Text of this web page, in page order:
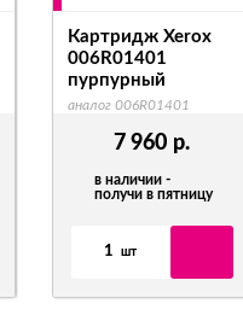
7 960 р.
в наличии -
получи в пятницу
1 шт
Картридж Xerox
006R01401
пурпурный
аналог 006R01401